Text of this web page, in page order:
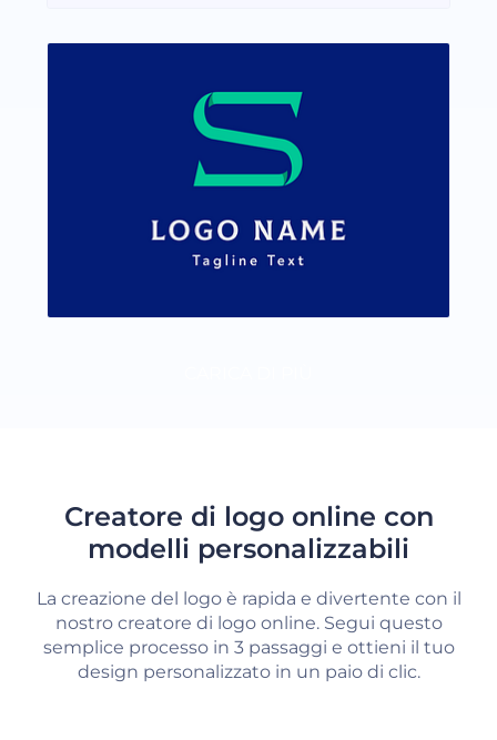
Creatore di logo online con
modelli personalizzabili
La creazione del logo è rapida e divertente con il
nostro creatore di logo online. Segui questo
semplice processo in 3 passaggi e ottieni il tuo
design personalizzato in un paio di clic.